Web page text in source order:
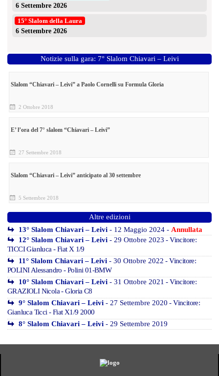
6 Settembre 2026
15° Slalom della Laura
6 Settembre 2026
Notizie sulla gara: 7° Slalom Chiavari – Leivi
Slalom “Chiavari – Leivi” a Paolo Cornelli su Formula Gloria
2 Ottobre 2018
E’ l’ora del 7° slalom “Chiavari – Leivi”
27 Settembre 2018
Slalom “Chiavari – Leivi” anticipato al 30 settembre
5 Settembre 2018
Altre edizioni
13° Slalom Chiavari – Leivi - 12 Maggio 2024 - Annullata
12° Slalom Chiavari – Leivi - 29 Ottobre 2023 - Vincitore:
TICCI Gianluca - Fiat X 1/9
11° Slalom Chiavari – Leivi - 30 Ottobre 2022 - Vincitore:
POLINI Alessandro - Polini 01-BMW
10° Slalom Chiavari – Leivi - 31 Ottobre 2021 - Vincitore:
GRAZIOLI Nicola - Gloria C8
9° Slalom Chiavari – Leivi - 27 Settembre 2020 - Vincitore:
Gianluca Ticci - Fiat X1/9 2000
8° Slalom Chiavari – Leivi - 29 Settembre 2019